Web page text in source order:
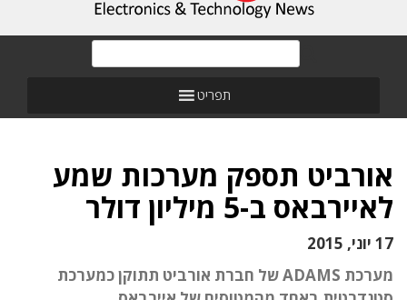
תפריט
אורביט תספק מערכות שמע
לאיירבאס ב-5 מיליון דולר
17 יוני, 2015
מערכת ADAMS של חברת אורביט תתוקן כמערכת